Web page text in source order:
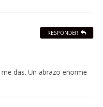
das. Un abrazo enorme
RESPONDER